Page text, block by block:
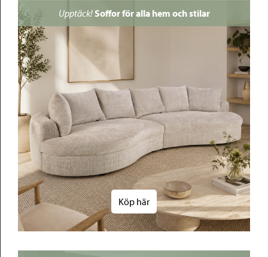
Upptäck! Soffor för alla hem och stilar
Köp här